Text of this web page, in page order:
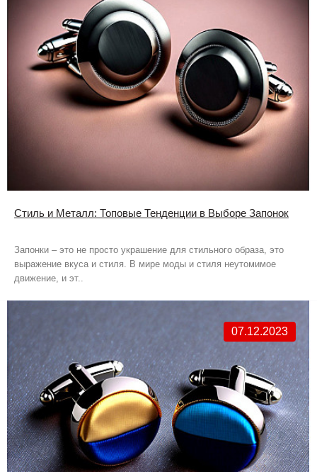
Стиль и Металл: Топовые Тенденции в Выборе Запонок
Запонки – это не просто украшение для стильного образа, это
выражение вкуса и стиля. В мире моды и стиля неутомимое
движение, и эт..
07.12.2023